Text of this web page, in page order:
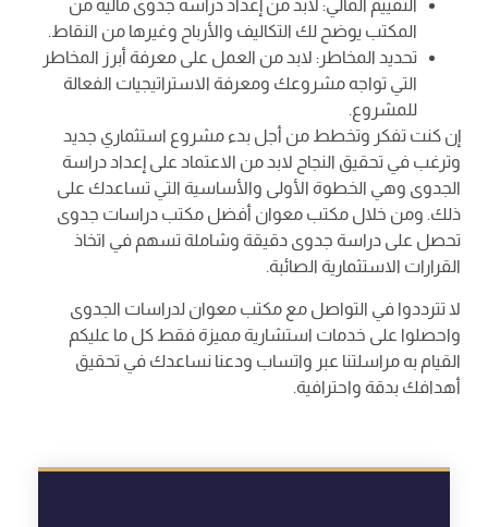
التقييم المالي: لابد من إعداد دراسة جدوى مالية من
المكتب يوضح لك التكاليف والأرباح وغيرها من النقاط.
تحديد المخاطر: لابد من العمل على معرفة أبرز المخاطر
التي تواجه مشروعك ومعرفة الاستراتيجيات الفعالة
للمشروع.
إن كنت تفكر وتخطط من أجل بدء مشروع استثماري جديد
وترغب في تحقيق النجاح لابد من الاعتماد على إعداد دراسة
الجدوى وهي الخطوة الأولى والأساسية التي تساعدك على
ذلك. ومن خلال مكتب معوان أفضل مكتب دراسات جدوى
تحصل على دراسة جدوى دقيقة وشاملة تسهم في اتخاذ
القرارات الاستثمارية الصائبة.
لا تترددوا في التواصل مع مكتب معوان لدراسات الجدوى
واحصلوا على خدمات استشارية مميزة فقط كل ما عليكم
القيام به مراسلتنا عبر واتساب ودعنا نساعدك في تحقيق
أهدافك بدقة واحترافية.